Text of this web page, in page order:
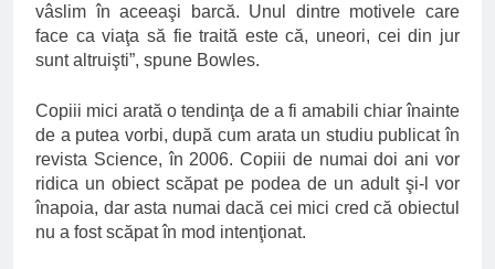
vâslim în aceeaşi barcă. Unul dintre motivele care
face ca viaţa să fie traită este că, uneori, cei din jur
sunt altruişti”, spune Bowles.
Copiii mici arată o tendinţa de a fi amabili chiar înainte
de a putea vorbi, după cum arata un studiu publicat în
revista Science, în 2006. Copiii de numai doi ani vor
ridica un obiect scăpat pe podea de un adult şi-l vor
înapoia, dar asta numai dacă cei mici cred că obiectul
nu a fost scăpat în mod intenţionat.